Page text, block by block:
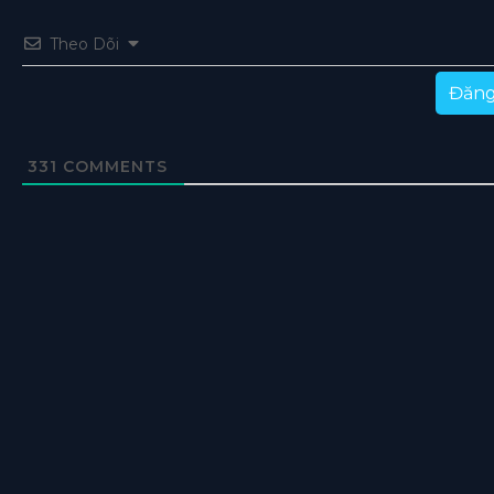
Theo Dõi
331 COMMENTS